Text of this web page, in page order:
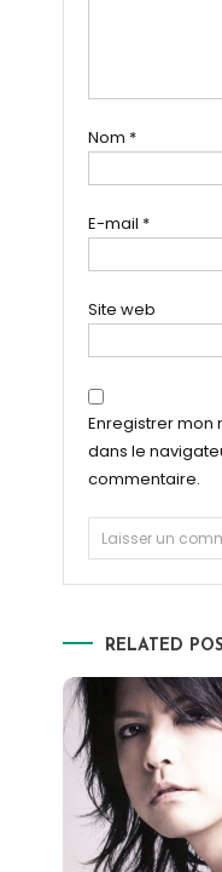
Nom *
E-mail *
Site web
Enregistrer mon
dans le
commentaire.
RELATED